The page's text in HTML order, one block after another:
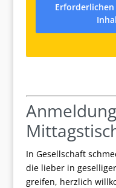
In Gesellschaft
die lieber in
greifen, herzlich